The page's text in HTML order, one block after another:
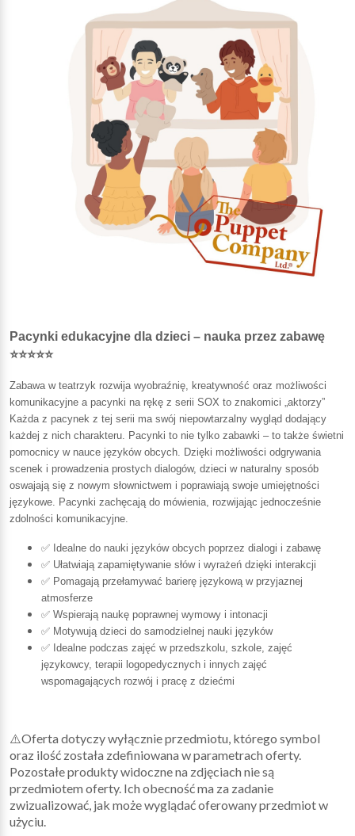
Pacynki edukacyjne dla dzieci – nauka przez zabawę
⭐⭐⭐⭐⭐
Zabawa w teatrzyk rozwija wyobraźnię, kreatywność oraz możliwości
komunikacyjne a pacynki na rękę z serii SOX to znakomici „aktorzy”
Każda z pacynek z tej serii ma swój niepowtarzalny wygląd dodający
każdej z nich charakteru. Pacynki to nie tylko zabawki – to także świetni
pomocnicy w nauce języków obcych. Dzięki możliwości odgrywania
scenek i prowadzenia prostych dialogów, dzieci w naturalny sposób
oswajają się z nowym słownictwem i poprawiają swoje umiejętności
językowe. Pacynki zachęcają do mówienia, rozwijając jednocześnie
zdolności komunikacyjne.
✅ Idealne do nauki języków obcych poprzez dialogi i zabawę
✅ Ułatwiają zapamiętywanie słów i wyrażeń dzięki interakcji
✅ Pomagają przełamywać barierę językową w przyjaznej
atmosferze
✅ Wspierają naukę poprawnej wymowy i intonacji
✅ Motywują dzieci do samodzielnej nauki języków
✅ Idealne podczas zajęć w przedszkolu, szkole, zajęć
językowcy, terapii logopedycznych i innych zajęć
wspomagających rozwój i pracę z dziećmi
⚠️Oferta dotyczy wyłącznie przedmiotu, którego symbol
oraz ilość została zdefiniowana w parametrach oferty.
Pozostałe produkty widoczne na zdjęciach nie są
przedmiotem oferty. Ich obecność ma za zadanie
zwizualizować, jak może wyglądać oferowany przedmiot w
użyciu.